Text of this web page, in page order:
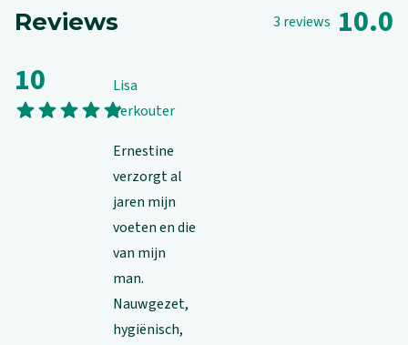
Reviews 3 reviews 10.0
10
Your rating
1 stars2 stars3 stars4 stars5 stars
Lisa
Verkouter
Ernestine
verzorgt al
jaren mijn
voeten en die
van mijn
man.
Nauwgezet,
hygiënisch,